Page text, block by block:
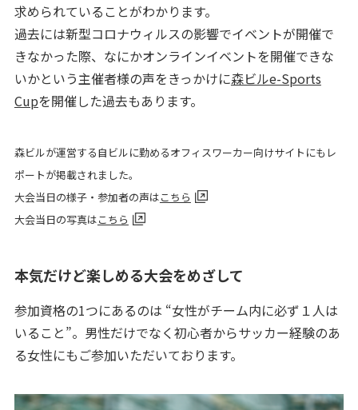
求められていることがわかります。
過去には新型コロナウィルスの影響でイベントが開催で
きなかった際、なにかオンラインイベントを開催できな
いかという主催者様の声をきっかけに森ビルe-Sports
Cupを開催した過去もあります。
森ビルが運営する自ビルに勤めるオフィスワーカー向けサイトにもレ
ポートが掲載されました。
大会当日の様子・参加者の声はこちら
大会当日の写真はこちら
本気だけど楽しめる大会をめざして
参加資格の1つにあるのは “女性がチーム内に必ず１人は
いること”。男性だけでなく初心者からサッカー経験のあ
る女性にもご参加いただいております。